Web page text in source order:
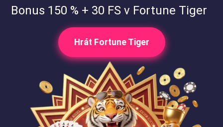
Bonus 150 % + 30 FS v Fortune Tiger
Hrát Fortune Tiger